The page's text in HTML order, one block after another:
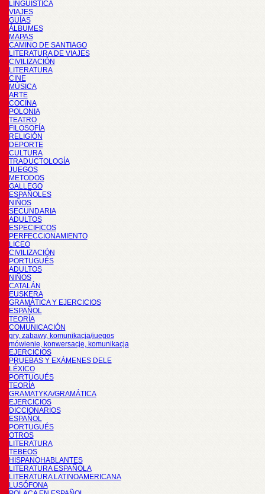
LINGÜÍSTICA
VIAJES
GUÍAS
ÁLBUMES
MAPAS
CAMINO DE SANTIAGO
LITERATURA DE VIAJES
CIVILIZACIÓN
LITERATURA
CINE
MÚSICA
ARTE
COCINA
POLONIA
TEATRO
FILOSOFÍA
RELIGIÓN
DEPORTE
CULTURA
TRADUCTOLOGÍA
JUEGOS
METODOS
GALLEGO
ESPAÑOLES
NIÑOS
SECUNDARIA
ADULTOS
ESPECIFICOS
PERFECCIONAMIENTO
LICEO
CIVILIZACIÓN
PORTUGUÉS
ADULTOS
NIÑOS
CATALÁN
EUSKERA
GRAMÁTICA Y EJERCICIOS
ESPAÑOL
TEORÍA
COMUNICACIÓN
gry, zabawy, komunikacja/juegos
mówienie, konwersacje, komunikacja
EJERCICIOS
PRUEBAS Y EXÁMENES DELE
LÉXICO
PORTUGUÉS
TEORÍA
GRAMATYKA/GRAMÁTICA
EJERCICIOS
DICCIONARIOS
ESPAÑOL
PORTUGUÉS
OTROS
LITERATURA
TEBEOS
HISPANOHABLANTES
LITERATURA ESPAÑOLA
LITERATURA LATINOAMERICANA
LUSÓFONA